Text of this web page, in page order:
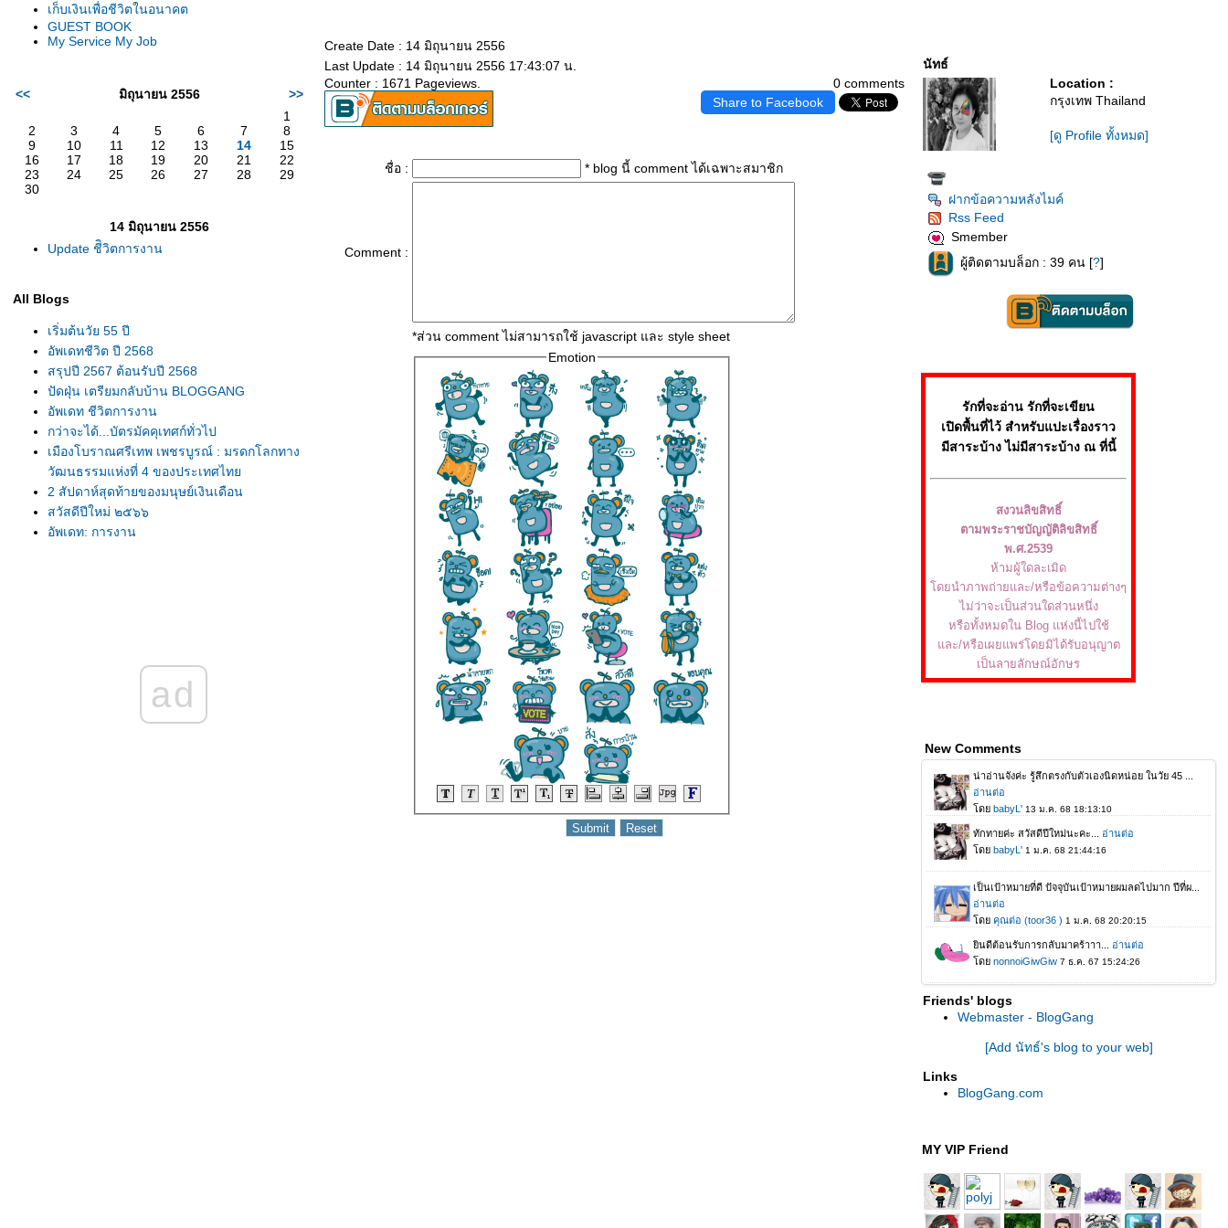
เก็บเงินเพื่อชีวิตในอนาคต
GUEST BOOK
My Service My Job
<< มิถุนายน 2556
>>
1
2
3 4 5 6 7
8
9
10 11 12 13 14
15
16
17 18 19 20 21
22
23
24 25 26 27 28
29
30
14 มิถุนายน 2556
Update ชีิวิตการงาน
All Blogs
เริ่มต้นวัย 55 ปี
อัพเดทชีวิต ปี 2568
สรุปปี 2567 ต้อนรับปี 2568
ปัดฝุ่น เตรียมกลับบ้าน BLOGGANG
อัพเดท ชีวิตการงาน
กว่าจะได้...บัตรมัคคุเทศก์ทั่วไป
เมืองโบราณศรีเทพ เพชรบูรณ์ : มรดกโลกทาง
วัฒนธรรมแห่งที่ 4 ของประเทศไท
2 สัปดาห์สุดท้ายของมนุษย์เงินเดือน
สวัสดีปีใหม่ ๒๕๖๖
อัพเดท: การงาน
กลับมาแล้ว (อีกที)
ad
Create Date : 14 มิถุนายน 2556
Last Update : 14 มิถุนายน 2556 17:43:07 น.
0 comments
Counter : 1671 Pageviews.
Share to Facebook
ชื่อ : * blog นี้ comment ได้เฉพาะสมาชิก
Comment :
*ส่วน comment ไม่สามารถใช้ javascript และ style sheet
Emotion
นัทธ์
Location :
กรุงเทพ Thailand
[ดู Profile ทั้งหมด]
ฝากข้อความหลังไมค์
Rss Feed
Smember
ผู้ติดตามบล็อก : 39 คน [?]
รักที่จะอ่าน รักที่จะเขียน
เปิดพื้นที่ไว้ สำหรับแปะเรื่องราว
มีสาระบ้าง ไม่มีสาระบ้าง ณ ที่นี้
สงวนลิขสิทธิ์
ตามพระราชบัญญัติลิขสิทธิ์
พ.ศ.2539
ห้ามผู้ใดละเมิด
ดยนำภาพถ่ายและ/หรือข้อความต่างๆ
ไม่ว่าจะเป็นส่วนใดส่วนหนึ่ง
หรือทั้งหมดใน Blog แห่งนี้ไปใช้
ละ/หรือเผยแพร่โดยมิได้รับอนุญาต
เป็นลายลักษณ์อักษร
New Comments
Friends' blogs
Webmaster - BlogGang
[Add นัทธ์'s blog to your web]
Links
BlogGang.com
MY VIP Friend